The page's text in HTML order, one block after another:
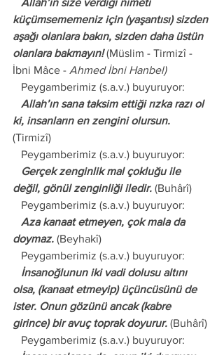
küçümsememeniz için (yaşantısı) sizden
aşağı olanlara bakın, sizden daha üstün
olanlara bakmayın! (Müslim - Tirmizî -
İbni Mâce - Ahmed İbni Hanbel)
   Peygamberimiz (s.a.v.) buyuruyor:
ki, insanların en zengini olursun.
(Tirmizî)
   Peygamberimiz (s.a.v.) buyuruyor:
değil, gönül zenginliği iledir. (Buhârî)
   Peygamberimiz (s.a.v.) buyuruyor:
doymaz. (Beyhakî)
   Peygamberimiz (s.a.v.) buyuruyor:
olsa, (kanaat etmeyip) üçüncüsünü de
ister. Onun gözünü ancak (kabre
girince) bir avuç toprak doyurur. (Buhârî)
   Peygamberimiz (s.a.v.) buyuruyor: